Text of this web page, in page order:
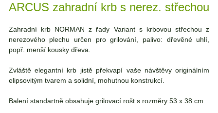
ARCUS zahradní krb s nerez. střechou
Zahradní krb NORMAN z řady Variant s krbovou střechou z
nerezového plechu určen pro grilování, palivo: dřevěné uhlí,
popř. menší kousky dřeva.
Zvláště elegantní krb jistě překvapí vaše návštěvy originálním
elipsovitým tvarem a solidní, mohutnou konstrukcí.
Balení standartně obsahuje grilovací rošt s rozměry 53 x 38 cm.